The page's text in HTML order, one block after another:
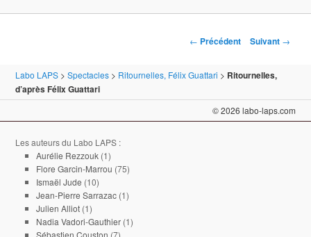
Navigation des articles
← Précédent Suivant →
Labo LAPS >Spectacles > Ritournelles, Félix Guattari > Ritournelles,
d’après Félix Guattari
© 2026 labo-laps.com
Les auteurs du Labo LAPS :
Aurélie Rezzouk (1)
Flore Garcin-Marrou (75)
Ismaël Jude (10)
Jean-Pierre Sarrazac (1)
Julien Alliot (1)
Nadia Vadori-Gauthier (1)
Sébastien Couston (7)